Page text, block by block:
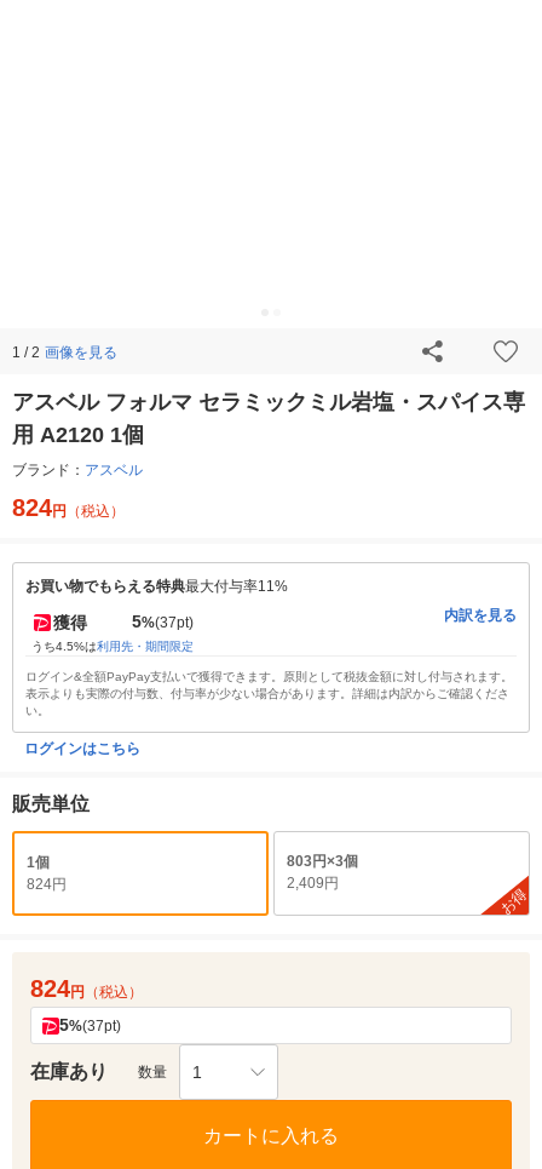
1 / 2 画像を見る
アスベル フォルマ セラミックミル岩塩・スパイス専
用 A2120 1個
ブランド： アスベル
824円 （税込）
お買い物でもらえる特典最大付与率11%
獲得 5%(37pt)
うち4.5%は利用先・期間限定
内訳を見る
ログイン&全額PayPay支払いで獲得できます。原則として税抜金額に対し付与されます。
表示よりも実際の付与数、付与率が少ない場合があります。詳細は内訳からご確認くださ
い。
ログインはこちら
販売単位
1個
824円
803円×3個
2,409円
お得
824円 （税込）
5%(37pt)
在庫あり 数量 1
カートに入れる